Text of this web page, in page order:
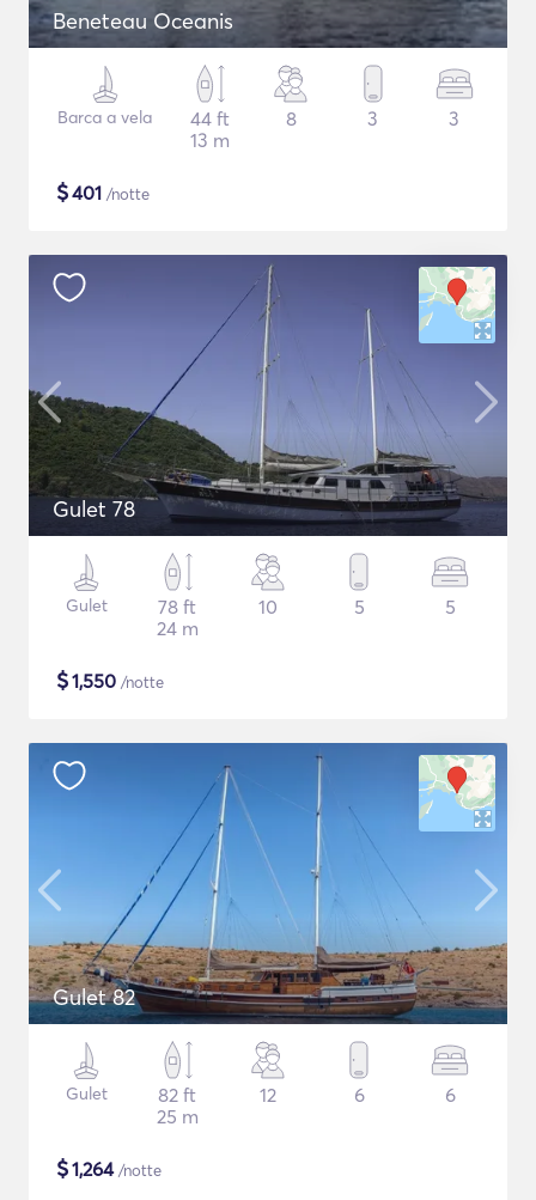
Beneteau Oceanis
Barca a vela
44 ft
13 m
8 3 3
$401 /notte
Gulet 78
Gulet
78 ft
24 m
10 5 5
$1,550 /notte
Gulet 82
Gulet
82 ft
25 m
12 6 6
$1,264/notte